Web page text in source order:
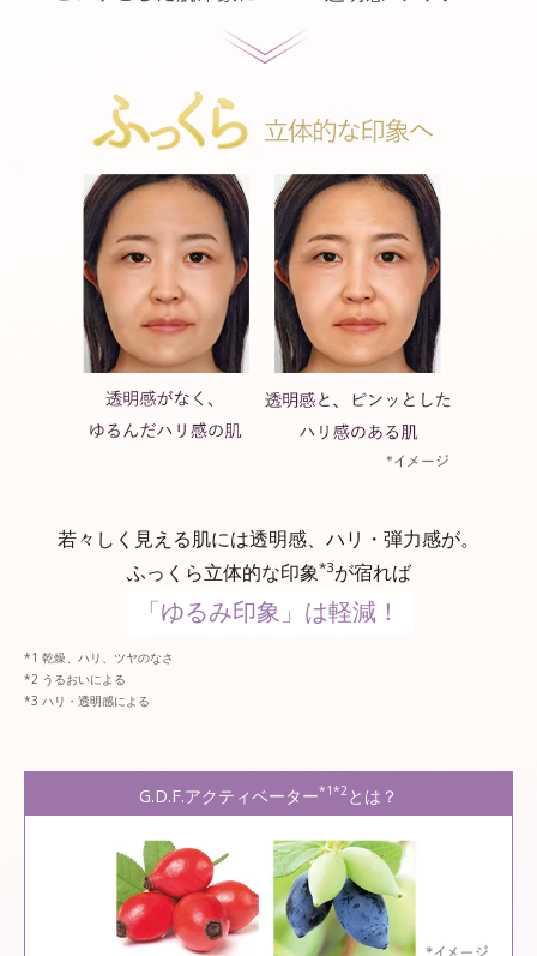
若々しく見える肌には透明感、ハリ・弾力感が。
ふっくら立体的な印象*3が宿れば
「ゆるみ印象」は軽減！
乾燥、ハリ、ツヤのなさ
うるおいによる
ハリ・透明感による
G.D.F.アクティベーター*1*2 とは？